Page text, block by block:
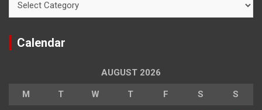
Calendar
AUGUST 2026
M T W T F S S